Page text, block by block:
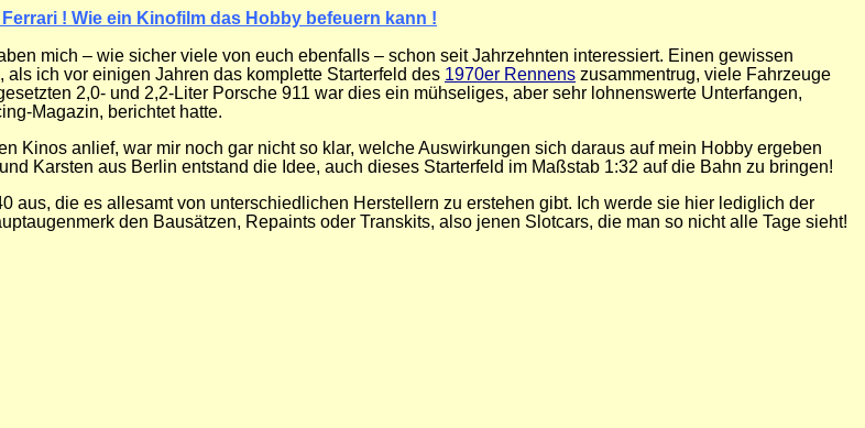
Ferrari ! Wie ein Kinofilm das Hobby befeuern kann !
mich – wie sicher viele von euch ebenfalls – schon seit Jahrzehnten interessiert. Einen gewissen
ich vor einigen Jahren das komplette Starterfeld des 1970er Rennens zusammentrug, viele Fahrzeuge
2,0- und 2,2-Liter Porsche 911 war dies ein mühseliges, aber sehr lohnenswerte Unterfangen,
Magazin, berichtet hatte.
Kinos anlief, war mir noch gar nicht so klar, welche Auswirkungen sich daraus auf mein Hobby ergeben
Karsten aus Berlin entstand die Idee, auch dieses Starterfeld im Maßstab 1:32 auf die Bahn zu bringen!
aus, die es allesamt von unterschiedlichen Herstellern zu erstehen gibt. Ich werde sie hier lediglich der
den Bausätzen, Repaints oder Transkits, also jenen Slotcars, die man so nicht alle Tage sieht!